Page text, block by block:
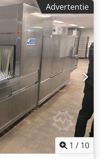
H Ee Adpsck -
beide zijden -
10 kg
Advertentie
1 / 10